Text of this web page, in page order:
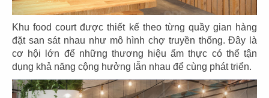
Khu food court được thiết kế theo từng quầy gian hàng
đặt san sát nhau như mô hình chợ truyền thống. Đây là
cơ hội lớn để những thương hiệu ẩm thực có thể tận
dụng khả năng cộng hưởng lẫn nhau để cùng phát triển.
THE STREET
CN Sương Nguyệt Ánh
THE STREET
CN Phan Đăng Lưu